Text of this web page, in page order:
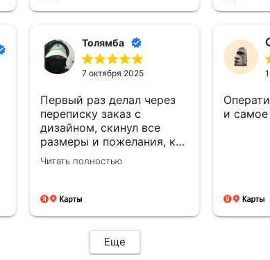
полное
заказа!
Толямба
7 октября 2025
Первый раз делал через
переписку заказ с
дизайном, скинул все
размеры и пожелания, к
вечеру уже все было
готово и сразу оплатил,
большею...а сделали
отказалось что
самовывоз очень рядом с
Читать полностью
и
Еще